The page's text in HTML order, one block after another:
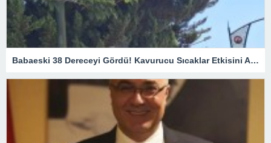
Babaeski 38 Dereceyi Gördü! Kavurucu Sıcaklar Etkisini Artırıyor